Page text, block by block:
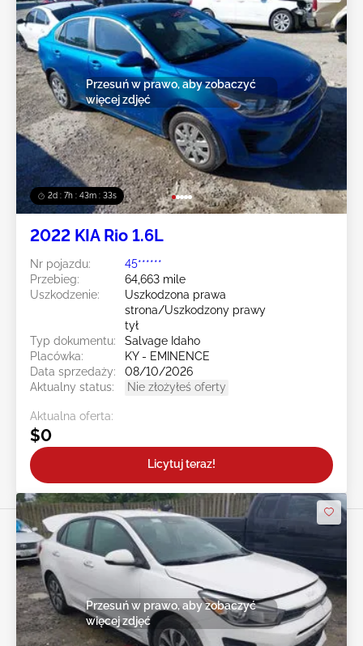
2d : 7h : 43m : 30s
Przesuń w prawo, aby zobaczyć
więcej zdjęć
2022 KIA Rio 1.6L
Nr pojazdu:
45******
Przebieg:
64,663 mile
Uszkodzenie:
Uszkodzona prawa
strona/Uszkodzony prawy
tył
Typ dokumentu:
Salvage Idaho
Placówka:
KY - EMINENCE
Data sprzedaży:
08/10/2026
Aktualny status:
Nie złożyłeś oferty
Aktualna oferta:
$0
Licytuj teraz!
Przesuń w prawo, aby zobaczyć
więcej zdjęć